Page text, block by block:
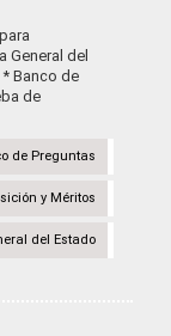
General del
Banco de
de
de Preguntas
y Méritos
del Estado